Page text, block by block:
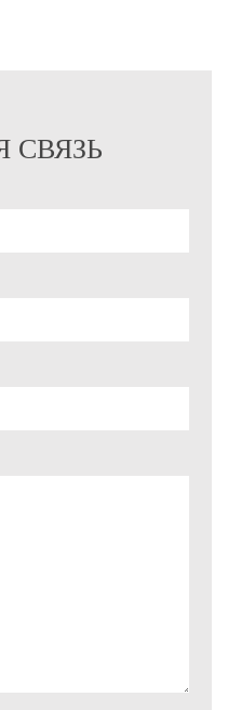
СВЯЗЬ